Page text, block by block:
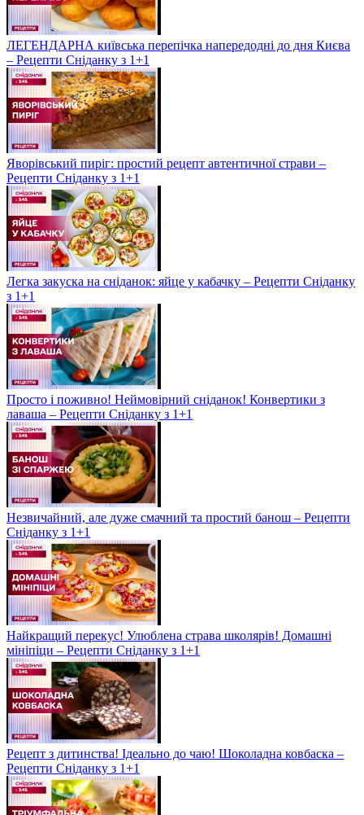
ЛЕГЕНДАРНА київська перепічка напередодні до дня Києва
– Рецепти Сніданку з 1+1
Яворівський пиріг: простий рецепт автентичної страви –
Рецепти Сніданку з 1+1
Легка закуска на сніданок: яйце у кабачку – Рецепти Сніданку
з 1+1
Просто і поживно! Неймовірний сніданок! Конвертики з
лаваша – Рецепти Сніданку з 1+1
Незвичайний, але дуже смачний та простий банош – Рецепти
Сніданку з 1+1
Найкращий перекус! Улюблена страва школярів! Домашні
мініпіци – Рецепти Сніданку з 1+1
Рецепт з дитинства! Ідеально до чаю! Шоколадна ковбаска –
Рецепти Сніданку з 1+1